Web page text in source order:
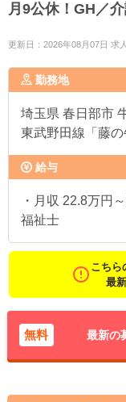
月9公休！GH／
更新日：2026年08月07日 求
勤務地
埼玉県 春日部市
東武野田線「藤
給与
・月収 22.8万円
福祉士
こちら
最
無料 最新の